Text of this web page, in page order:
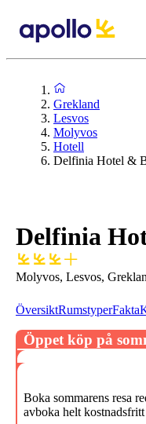
Grekland
Lesvos
Molyvos
Hotell
Delfinia Hotel &
Delfinia
Molyvos, Lesvos,
ÖversiktRumstyperFakta
Öppet köp på
Boka sommarens resa
avboka helt